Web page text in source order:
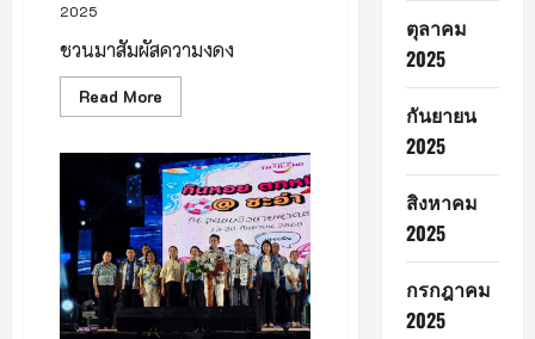
2025
ชวนมาสัมผัสความงดง
Read More
more
เชียงราย
ตุลาคม
2025
กันยายน
2025
สิงหาคม
2025
กรกฎาคม
2025